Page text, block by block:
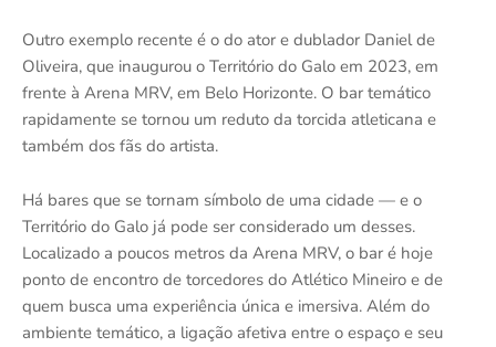
Outro exemplo recente é o do ator e dublador Daniel de
Oliveira, que inaugurou o Território do Galo em 2023, em
frente à Arena MRV, em Belo Horizonte. O bar temático
rapidamente se tornou um reduto da torcida atleticana e
também dos fãs do artista.
Há bares que se tornam símbolo de uma cidade — e o
Território do Galo já pode ser considerado um desses.
Localizado a poucos metros da Arena MRV, o bar é hoje
ponto de encontro de torcedores do Atlético Mineiro e de
quem busca uma experiência única e imersiva. Além do
ambiente temático, a ligação afetiva entre o espaço e seu